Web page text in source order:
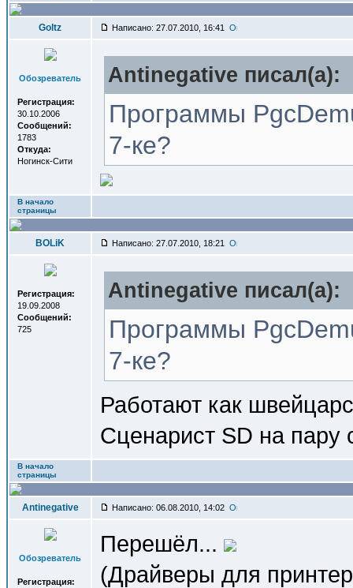
Goltz Написано: 27.07.2010, 16:41
Обозреватель
Регистрация:
30.10.2006
Сообщений:
1783
Откуда:
Ногинск-Сити
Antinegative писал(a):
Программы
7-ке?
В начало
страницы
BOLiK Написано: 27.07.2010, 18:21
Регистрация:
19.09.2008
Сообщений:
725
Antinegative писал(a):
Программы
7-ке?
Работают как
Сценарист SD на пару
В начало
страницы
Antinegative Написано: 06.08.2010, 14:02
Обозреватель
Регистрация:
Перешёл...
(Драйверы для